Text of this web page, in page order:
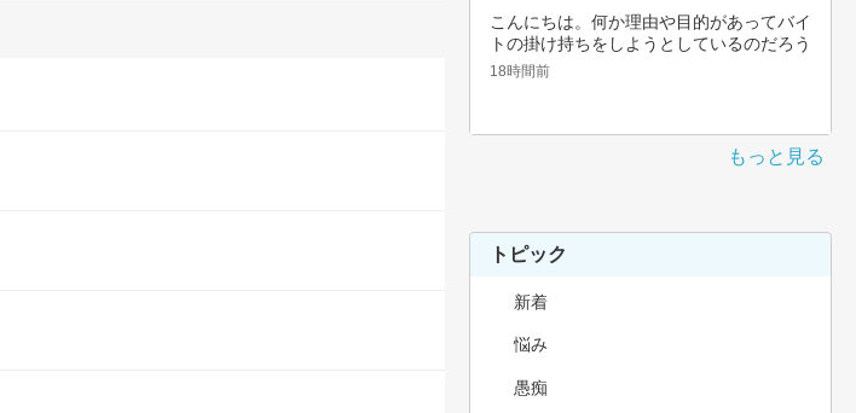
こんにちは。何か理由や目的があってバイ
トの掛け持ちをしようとしているのだろう
と思いま…
18時間前
もっと見る
トピック
新着
悩み
愚痴